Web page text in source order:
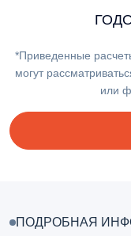
*Приведенные
могут
или
ПОДРОБНАЯ